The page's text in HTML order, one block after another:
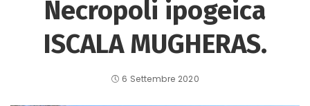
Necropoli ipogeica
ISCALA MUGHERAS.
6 Settembre 2020